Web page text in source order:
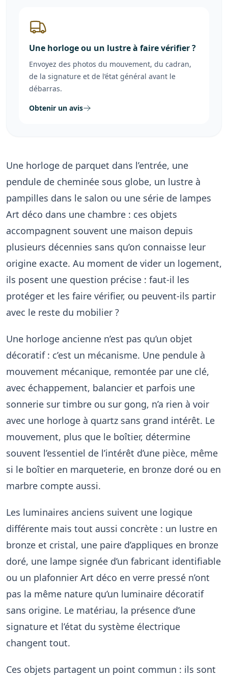
Une horloge ou un lustre à faire vérifier ?
Envoyez des photos du mouvement, du cadran,
de la signature et de l’état général avant le
débarras.
Obtenir un avis
Une horloge de parquet dans l’entrée, une
pendule de cheminée sous globe, un lustre à
pampilles dans le salon ou une série de lampes
Art déco dans une chambre : ces objets
accompagnent souvent une maison depuis
plusieurs décennies sans qu’on connaisse leur
origine exacte. Au moment de vider un logement,
ils posent une question précise : faut-il les
protéger et les faire vérifier, ou peuvent-ils partir
avec le reste du mobilier ?
Une horloge ancienne n’est pas qu’un objet
décoratif : c’est un mécanisme. Une pendule à
mouvement mécanique, remontée par une clé,
avec échappement, balancier et parfois une
sonnerie sur timbre ou sur gong, n’a rien à voir
avec une horloge à quartz sans grand intérêt. Le
mouvement, plus que le boîtier, détermine
souvent l’essentiel de l’intérêt d’une pièce, même
si le boîtier en marqueterie, en bronze doré ou en
marbre compte aussi.
Les luminaires anciens suivent une logique
différente mais tout aussi concrète : un lustre en
bronze et cristal, une paire d’appliques en bronze
doré, une lampe signée d’un fabricant identifiable
ou un plafonnier Art déco en verre pressé n’ont
pas la même nature qu’un luminaire décoratif
sans origine. Le matériau, la présence d’une
signature et l’état du système électrique
changent tout.
Ces objets partagent un point commun : ils sont